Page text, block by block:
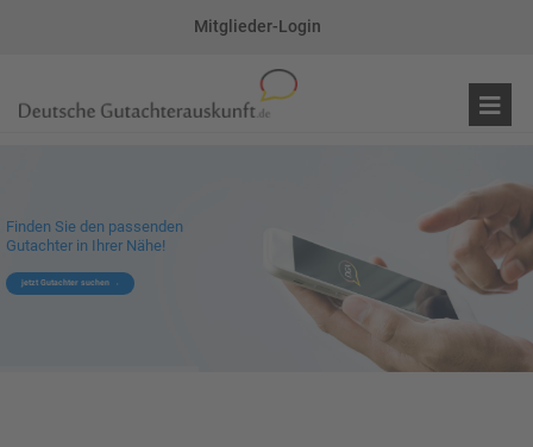
Mitglieder-Login
Finden Sie den passenden
Gutachter in Ihrer Nähe!
jetzt Gutachter suchen